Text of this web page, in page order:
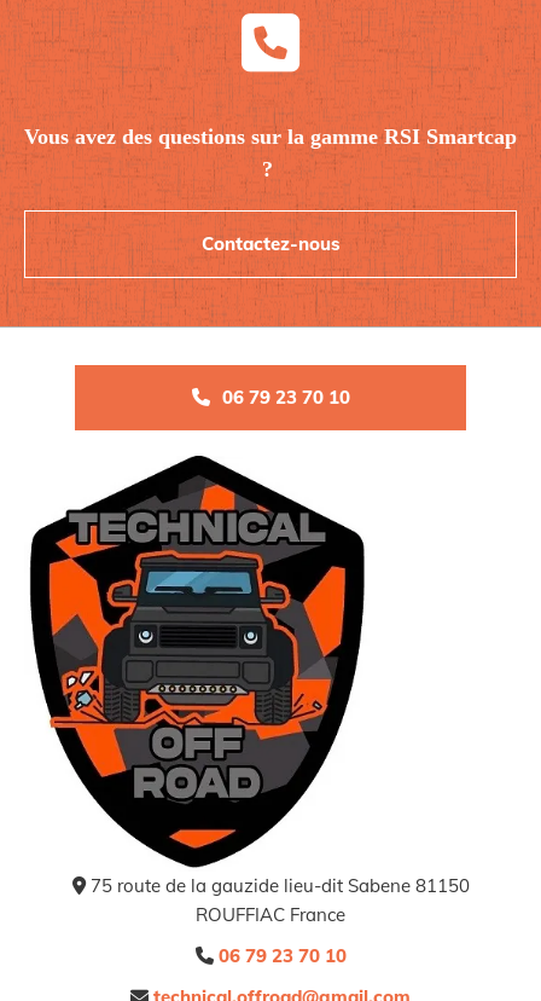
Vous avez des questions sur la gamme RSI Smartcap
?
Contactez-nous
06 79 23 70 10
75 route de la gauzide lieu-dit Sabene 81150
ROUFFIAC France
 06 79 23 70 10
 technical.offroad@gmail.com